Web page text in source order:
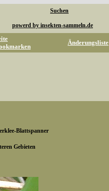
Suchen
powerd by insekten-sammeln.de
Änderungsliste
Blattspanner
Gebieten